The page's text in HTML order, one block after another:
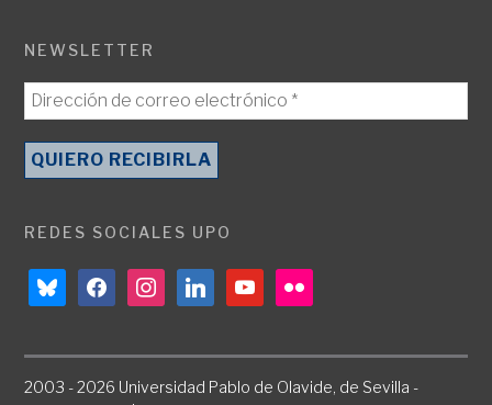
NEWSLETTER
REDES SOCIALES UPO
blueskyfacebookinstagramlinkedinyoutubeflickr
2003 - 2026 Universidad Pablo de Olavide, de Sevilla -